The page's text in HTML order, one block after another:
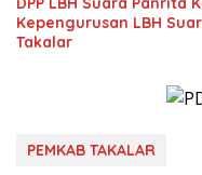
Kepengurusan LBH
Takalar
PEMKAB TAKALAR